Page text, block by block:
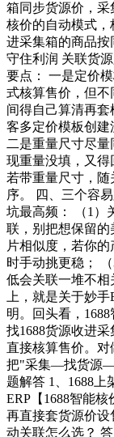
箱同步货源价，采
核价的自动模式
进采集箱的商品按
守住利润 关联货
要点： 一是定价
式核算售价，但
间得自己算清再
客多定价模板创
二是重量尺寸尽
现重量没填，又得
若带重量尺寸，
序。 四、三个容
坑最高频： （1）
联，别把想保留的
片相似度，若你
时手动挑更稳；
低会关联一堆不相
上，就是关于妙
明。回头看，
找1688货源收进
直接核算售价。对
把"采集—找货源—
题解答 1、1688上
ERP【1688智能核
再直接套货源价设
动关联怎么选？